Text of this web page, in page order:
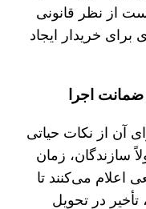
از نظر قانونی
خریدار ایجاد
آن از نکات حیاتی
سازندگان، زمان
اعلام می‌کنند تا
تأخیر در تحویل